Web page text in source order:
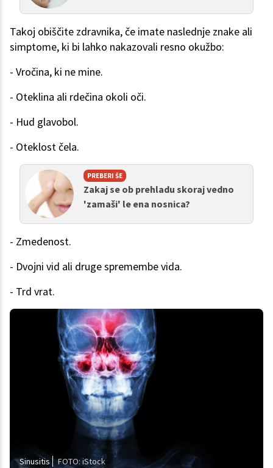
Takoj obiščite zdravnika, če imate naslednje znake ali
simptome, ki bi lahko nakazovali resno okužbo:
- Vročina, ki ne mine.
- Oteklina ali rdečina okoli oči.
- Hud glavobol.
- Oteklost čela.
PREBERI ŠE
Zakaj se ob prehladu skoraj vedno
'zamaši' le ena nosnica?
- Zmedenost.
- Dvojni vid ali druge spremembe vida.
- Trd vrat.
Sinusitis FOTO: iStock